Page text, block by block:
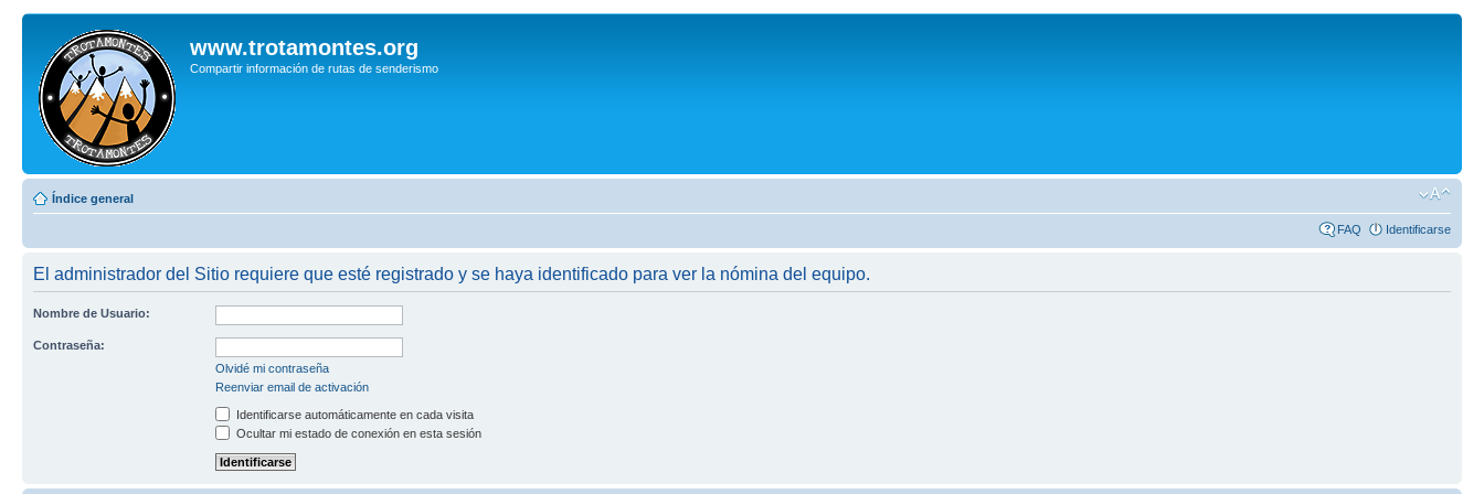
www.trotamontes.org
Compartir información de rutas de senderismo
Índice general
FAQ Identificarse
El administrador del Sitio requiere que esté registrado y se haya identificado para ver la nómina del equipo.
Nombre de Usuario:
Contraseña:
Olvidé mi contraseña
Reenviar email de activación
Identificarse automáticamente en cada visita
Ocultar mi estado de conexión en esta sesión